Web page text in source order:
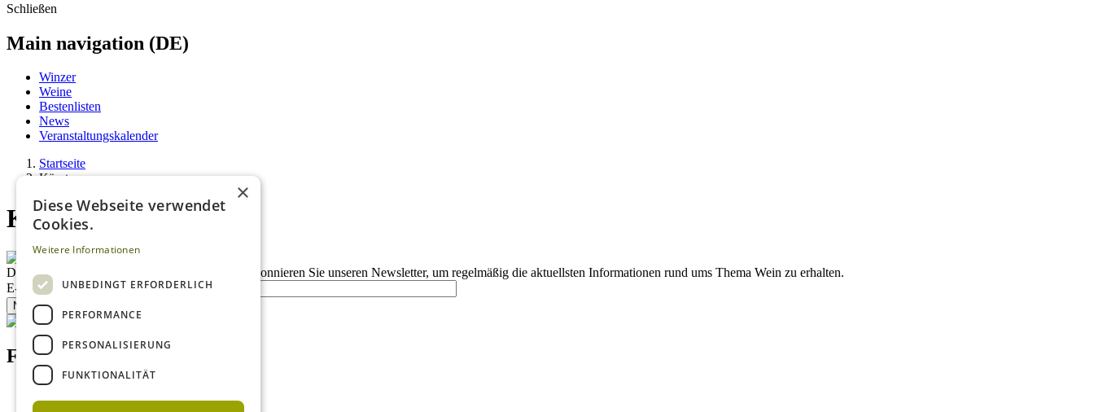
Schließen
Main navigation (DE)
Winzer
Weine
Bestenlisten
News
Veranstaltungskalender
Startseite
Kärnten
Kärnten
Description
Abonnieren Sie unseren Newsletter, um regelmäßig die aktuellsten Informationen rund ums Thema Wein zu erhalten.
E-Mail
Newsletter bestellen
Footer menu (DE)
Nutzungsbedingungen
×
Diese Webseite verwendet
Cookies.
Weitere Informationen
UNBEDINGT ERFORDERLICH
PERFORMANCE
PERSONALISIERUNG
FUNKTIONALITÄT